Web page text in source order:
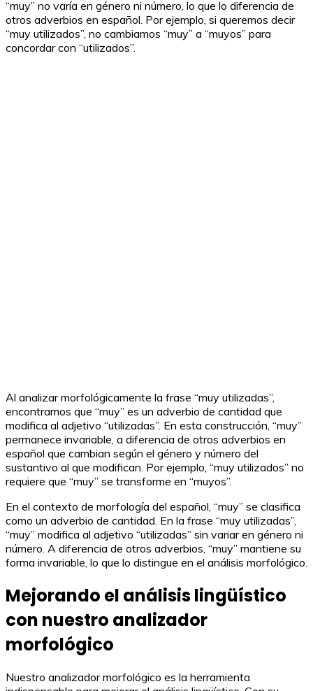
“muy” no varía en género ni número, lo que lo diferencia de
otros adverbios en español. Por ejemplo, si queremos decir
“muy utilizados”, no cambiamos “muy” a “muyos” para
concordar con “utilizados”.
Al analizar morfológicamente la frase “muy utilizadas”,
encontramos que “muy” es un adverbio de cantidad que
modifica al adjetivo “utilizadas”. En esta construcción, “muy”
permanece invariable, a diferencia de otros adverbios en
español que cambian según el género y número del
sustantivo al que modifican. Por ejemplo, “muy utilizados” no
requiere que “muy” se transforme en “muyos”.
En el contexto de morfología del español, “muy” se clasifica
como un adverbio de cantidad. En la frase “muy utilizadas”,
“muy” modifica al adjetivo “utilizadas” sin variar en género ni
número. A diferencia de otros adverbios, “muy” mantiene su
forma invariable, lo que lo distingue en el análisis morfológico.
Mejorando el análisis lingüístico
con nuestro analizador
morfológico
Nuestro analizador morfológico es la herramienta